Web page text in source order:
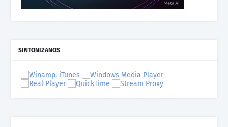
SINTONIZANOS